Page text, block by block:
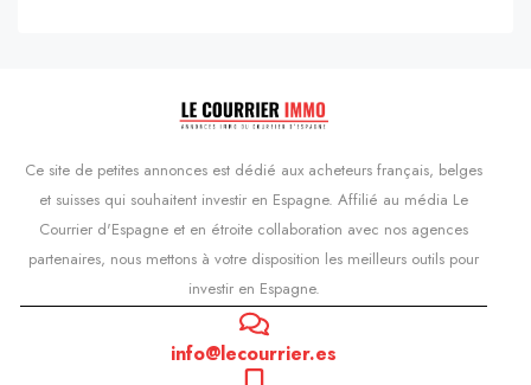
Ce site de petites annonces est dédié aux acheteurs français, belges
et suisses qui souhaitent investir en Espagne. Affilié au média Le
Courrier d'Espagne et en étroite collaboration avec nos agences
partenaires, nous mettons à votre disposition les meilleurs outils pour
investir en Espagne.
info@lecourrier.es